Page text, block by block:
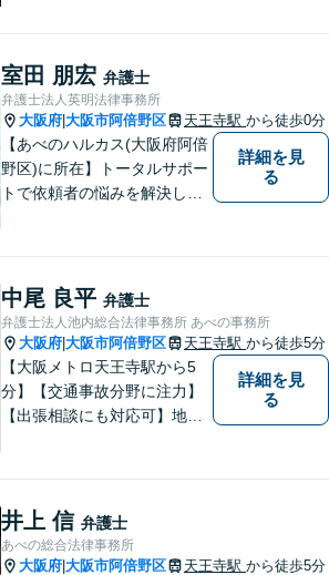
トップ対応が強み！交通事故
／遺産分割／離婚／債務整理
／その他
室田 朋宏 弁護士
弁護士法人英明法律事務所
大阪府 大阪市阿倍野区 天王寺駅 から徒歩0分
【あべのハルカス(大阪府阿倍
野区)に所在】トータルサポー
トで依頼者の悩みを解決しま
詳細を見
る
中尾 良平 弁護士
弁護士法人池内総合法律事務所 あべの事務所
大阪府 大阪市阿倍野区 天王寺駅 から徒歩5分
【大阪メトロ天王寺駅から5
分】【交通事故分野に注力】
【出張相談にも対応可】地元
幅広い法律サービスを提供い
たします。お気軽にご相談く
ださい。
詳細を見
る
井上 信 弁護士
あべの総合法律事務所
大阪府 大阪市阿倍野区 天王寺駅 から徒歩5分